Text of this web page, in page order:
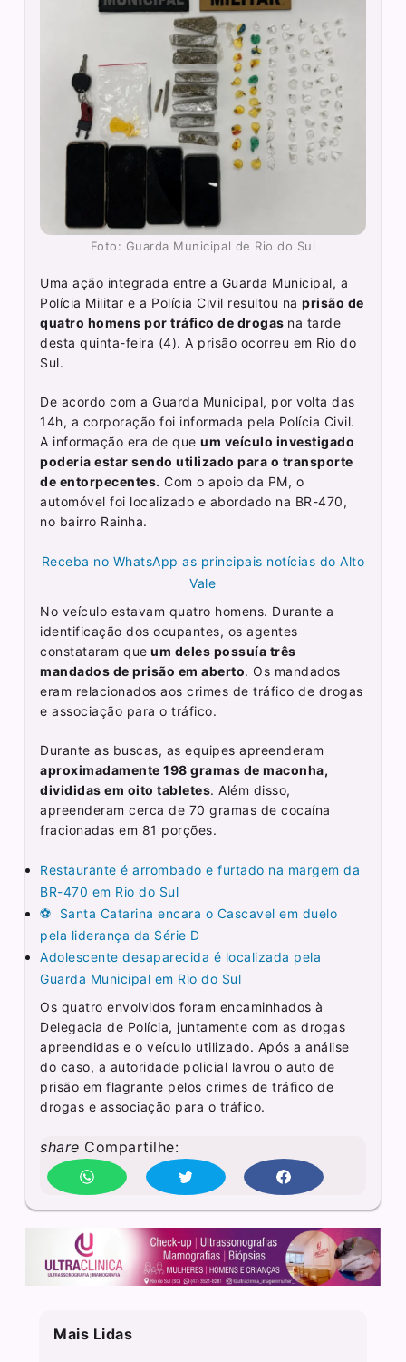
Foto: Guarda Municipal de Rio do Sul
Uma ação integrada entre a Guarda Municipal, a
Polícia Militar e a Polícia Civil resultou naprisão de
quatro homens por tráfico de drogas na tarde
desta quinta-feira (4). A prisão ocorreu em Rio do
Sul.
De acordo com a Guarda Municipal, por volta das
14h, a corporação foi informada pela Polícia Civil.
A informação era de queum veículo investigado
poderia estar sendo utilizado para o transporte
de entorpecentes. Com o apoio da PM, o
automóvel foi localizado e abordado na BR-470,
no bairro Rainha.
Receba no WhatsApp as principais notícias do Alto
Vale
No veículo estavam quatro homens. Durante a
identificação dos ocupantes, os agentes
constataram que um deles possuía três
mandados de prisão em aberto. Os mandados
eram relacionados aos crimes de tráfico de drogas
e associação para o tráfico.
Durante as buscas, as equipes apreenderam
aproximadamente 198 gramas de maconha,
divididas em oito tabletes. Além disso,
apreenderam cerca de 70 gramas de cocaína
fracionadas em 81 porções.
Restaurante é arrombado e furtado na margem da
BR-470 em Rio do Sul
⚽ Santa Catarina encara o Cascavel em duelo
pela liderança da Série D
Adolescente desaparecida é localizada pela
Guarda Municipal em Rio do Sul
Os quatro envolvidos foram encaminhados à
Delegacia de Polícia, juntamente com as drogas
apreendidas e o veículo utilizado. Após a análise
do caso, a autoridade policial lavrou o auto de
prisão em flagrante pelos crimes de tráfico de
drogas e associação para o tráfico.
share Compartilhe:
Mais Lidas